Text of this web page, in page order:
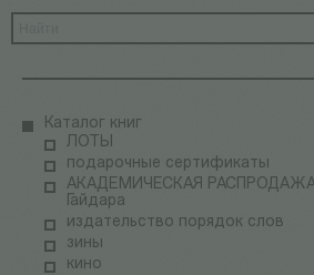
Каталог книг
ЛОТЫ
подарочные сертификаты
АКАДЕМИЧЕСКАЯ РАСПРОДАЖА ВШЭ /
Гайдара
издательство порядок слов
зины
кино